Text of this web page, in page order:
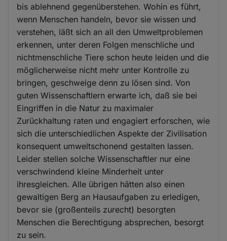
bis ablehnend gegenüberstehen. Wohin es führt,
wenn Menschen handeln, bevor sie wissen und
verstehen, läßt sich an all den Umweltproblemen
erkennen, unter deren Folgen menschliche und
nichtmenschliche Tiere schon heute leiden und die
möglicherweise nicht mehr unter Kontrolle zu
bringen, geschweige denn zu lösen sind. Von
guten Wissenschaftlern erwarte ich, daß sie bei
Eingriffen in die Natur zu maximaler
Zurückhaltung raten und engagiert erforschen, wie
sich die unterschiedlichen Aspekte der Zivilisation
konsequent umweltschonend gestalten lassen.
Leider stellen solche Wissenschaftler nur eine
verschwindend kleine Minderheit unter
ihresgleichen. Alle übrigen hätten also einen
gewaltigen Berg an Hausaufgaben zu erledigen,
bevor sie (großenteils zurecht) besorgten
Menschen die Berechtigung absprechen, besorgt
zu sein.